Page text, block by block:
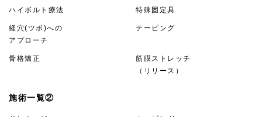
ハイボルト療法 特殊固定具
経穴(ツボ)への
アプローチ
テーピング
骨格矯正
筋膜ストレッチ
（リリース）
施術一覧②